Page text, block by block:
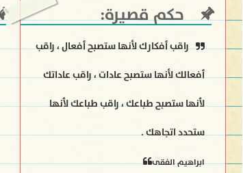
حكم قصيرة:
راقب أفكارك لأنها ستصبح أفعال ، راقب
أفعالك لأنها ستصبح عادات ، راقب عاداتك
لأنها ستصبح طباعك ، راقب طباعك لأنها
ستحدد اتجاهك .
ابراهيم الفقى